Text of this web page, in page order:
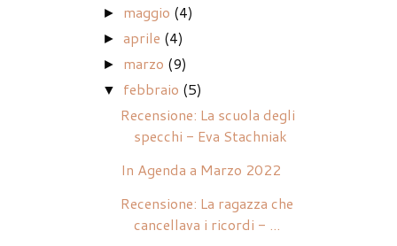
► maggio (4)
►aprile (4)
► marzo (9)
▼ febbraio (5)
Recensione: La scuola degli
specchi - Eva Stachniak
In Agenda a Marzo 2022
Recensione: La ragazza che
cancellava i ricordi - ...